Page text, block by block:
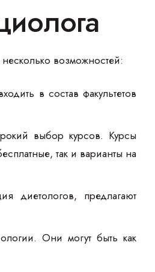
возможностей:
в состав факультетов
выбор курсов. Курсы
так и варианты на
диетологов, предлагают
Они могут быть как